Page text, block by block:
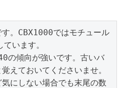
。CBX1000ではモチュール
います。
の傾向が強いです。古いバ
えておいてくださいませ。
にしない場合でも末尾の数